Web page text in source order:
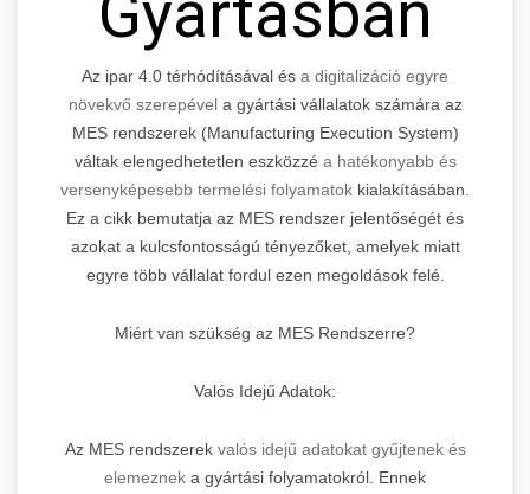
Az ipar 4.0 térhódításával és a digitalizáció egyre
növekvő szerepévela gyártási vállalatok számára az
MES rendszerek (Manufacturing Execution System)
váltak elengedhetetlen eszközzé a hatékonyabb és
versenyképesebb termelési folyamatok kialakításában.
Ez a cikk bemutatja az MES rendszer jelentőségét és
azokat a kulcsfontosságú tényezőket, amelyek miatt
egyre több vállalat fordul ezen megoldások felé.
Miért van szükség az MES Rendszerre?
Valós Idejű Adatok:
Az MES rendszerek valós idejű adatokat gyűjtenek és
elemeznek a gyártási folyamatokról. Ennek